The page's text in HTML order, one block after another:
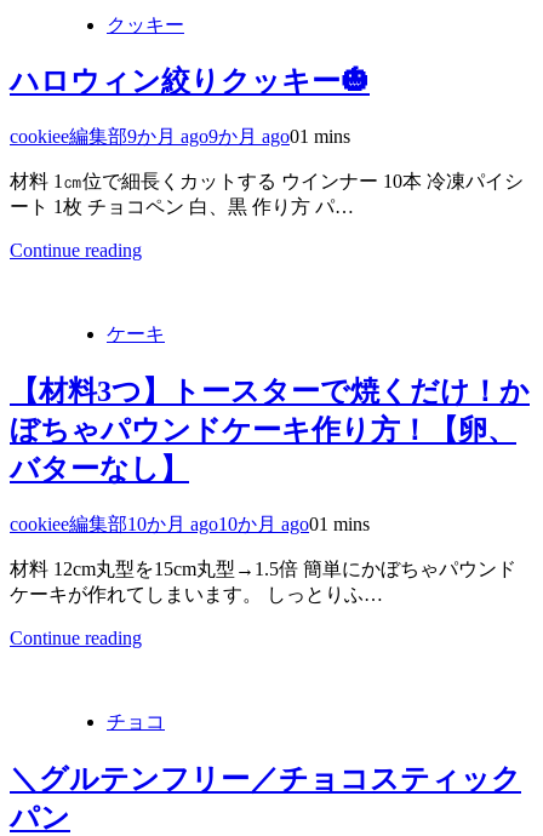
クッキー
ハロウィン絞りクッキー🎃
cookiee編集部9か月 ago9か月 ago01 mins
材料 1㎝位で細長くカットする ウインナー 10本 冷凍パイシ
ート 1枚 チョコペン 白、黒 作り方 パ…
Continue reading
ケーキ
【材料3つ】トースターで焼くだけ！か
ぼちゃパウンドケーキ作り方！【卵、
バターなし】
cookiee編集部10か月 ago10か月 ago01 mins
材料 12cm丸型を15cm丸型→1.5倍 簡単にかぼちゃパウンド
ケーキが作れてしまいます。 しっとりふ…
Continue reading
チョコ
＼グルテンフリー／チョコスティック
パン